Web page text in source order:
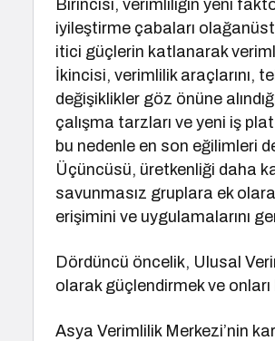
Birincisi, verimliliğin yeni
iyileştirme çabaları
itici güçlerin katlanarak
İkincisi, verimlilik araçlarını,
değişiklikler göz önüne
çalışma tarzları ve yeni iş
bu nedenle en son eğilimleri
Üçüncüsü, üretkenliği daha
savunmasız gruplara ek
erişimini ve uygulamalarını
Dördüncü öncelik, Ulusal
olarak güçlendirmek ve
Asya Verimlilik Merkezi’nin